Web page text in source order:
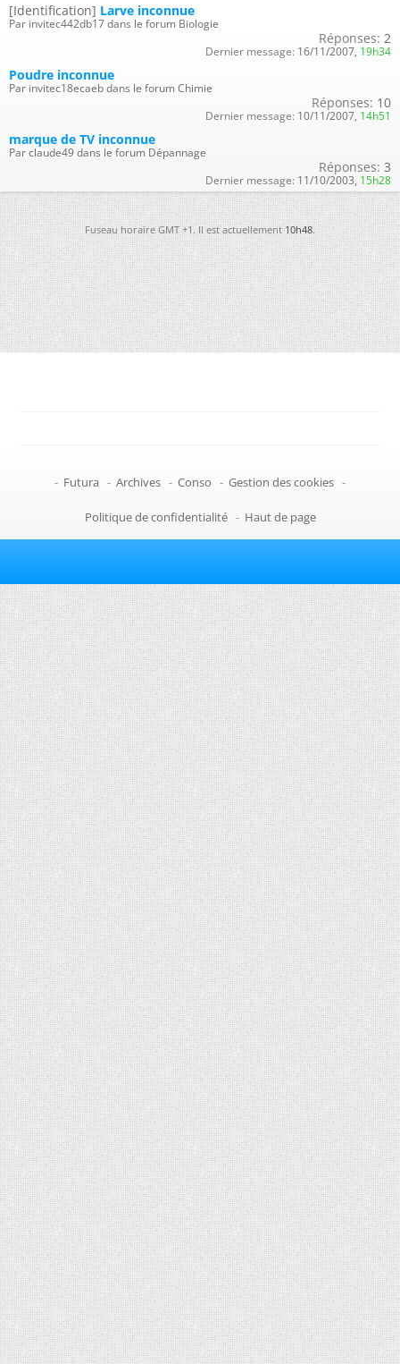
[Identification] Larve inconnue
Par invitec442db17 dans le forum Biologie
Réponses: 2
Dernier message: 16/11/2007, 19h34
Poudre inconnue
Par invitec18ecaeb dans le forum Chimie
Réponses: 10
Dernier message: 10/11/2007, 14h51
marque de TV inconnue
Par claude49 dans le forum Dépannage
Réponses: 3
Dernier message: 11/10/2003, 15h28
Fuseau horaire GMT +1. Il est actuellement10h48.
- Futura - Archives - Conso - Gestion des cookies -
Politique de confidentialité - Haut de page